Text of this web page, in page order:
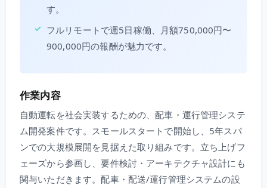
す。
✓ フルリモートで週5日稼働、月額750,000円〜
900,000円の報酬が魅力です。
作業内容
自動運転を社会実装するための、配車・運行管理システ
ム開発案件です。スモールスタートで開始し、5年スパ
ンでの大規模展開を見据えた取り組みです。立ち上げフ
ェーズから参画し、要件検討・アーキテクチャ設計にも
関与いただきます。配車・配送/運行管理システムの設